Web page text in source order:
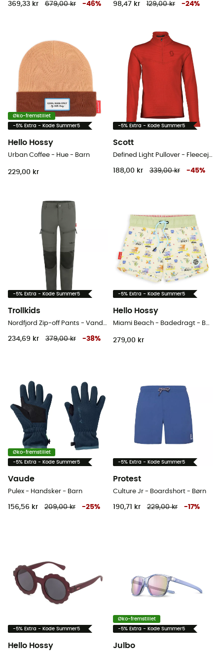
369,33 kr 679,00 kr -46% 98,47 kr 129,00 kr -24%
Øko-fremstillet
-5% Extra - Kode Summer5
Hello Hossy
Urban Coffee - Hue - Barn
229,00 kr
-5% Extra - Kode Summer5
Scott
188,00 kr 339,00 kr -45%
-5% Extra - Kode Summer5
Trollkids
234,69 kr 379,00 kr -38%
-5% Extra - Kode Summer5
Hello Hossy
279,00 kr
Øko-fremstillet
-5% Extra - Kode Summer5
Vaude
Pulex - Handsker - Barn
156,56 kr 209,00 kr -25%
-5% Extra - Kode Summer5
Protest
Culture Jr - Boardshort - Børn
190,71 kr 229,00 kr -17%
-5% Extra - Kode Summer5
Hello Hossy
Øko-fremstillet
-5% Extra - Kode Summer5
Julbo